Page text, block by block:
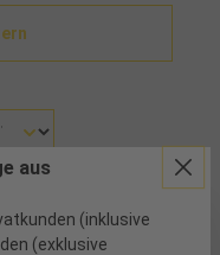
aus
(inklusive
(exklusive